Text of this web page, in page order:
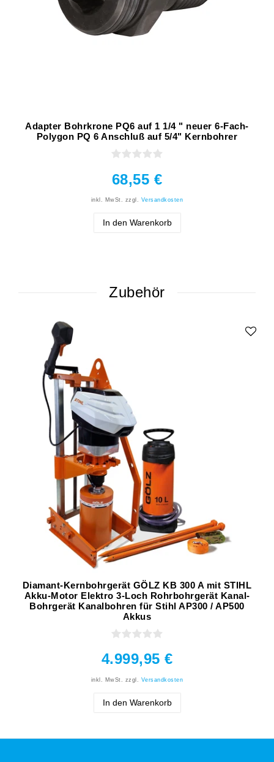
Adapter Bohrkrone PQ6 auf 1 1/4 " neuer 6-Fach-
Polygon PQ 6 Anschluß auf 5/4" Kernbohrer
68,55 €
inkl. MwSt. zzgl. Versandkosten
In den Warenkorb
Zubehör
Diamant-Kernbohrgerät GÖLZ KB 300 A mit STIHL
Akku-Motor Elektro 3-Loch Rohrbohrgerät Kanal-
Bohrgerät Kanalbohren für Stihl AP300 / AP500
Akkus
4.999,95 €
inkl. MwSt. zzgl. Versandkosten
In den Warenkorb